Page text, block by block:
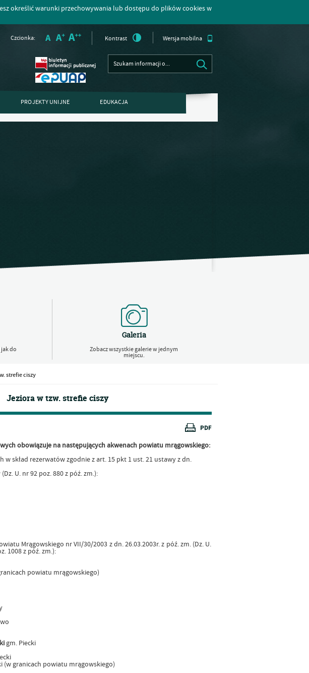
określić warunki przechowywania lub dostępu do plików cookies w
Czcionka: Kontrast Wersja mobilna
PROJEKTY UNIJNE EDUKACJA
do
Galeria
Zobacz wszystkie galerie w jednym
miejscu.
strefie ciszy
Jeziora w tzw. strefie ciszy
obowiązuje na następujących akwenach powiatu mrągowskiego:
w skład rezerwatów zgodnie z art. 15 pkt 1 ust. 21 ustawy z dn.
U. nr 92 poz. 880 z póź. zm.):
Mrągowskiego nr VII/30/2003 z dn. 26.03.2003r. z póź. zm. (Dz. U.
1008 z póź. zm.):
powiatu mrągowskiego)
gm. Piecki
(w granicach powiatu mrągowskiego)